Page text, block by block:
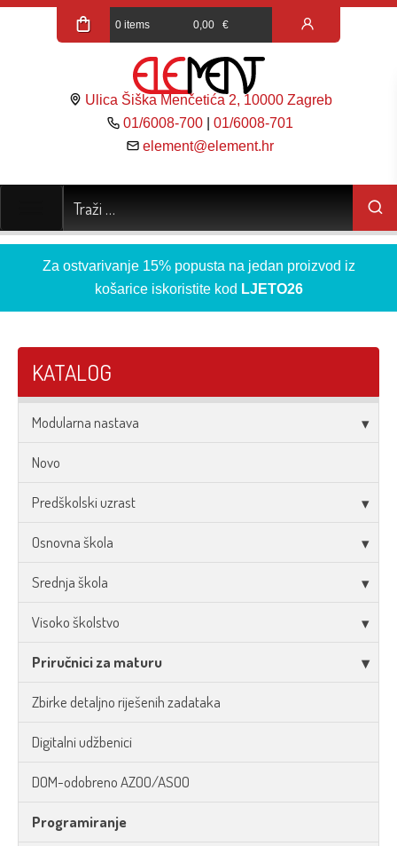
0 items 0,00 €
Ulica Šiška Menčetića 2, 10000 Zagreb
01/6008-700 |01/6008-701
element@element.hr
Za ostvarivanje 15% popusta na jedan proizvod iz
košarice iskoristite kod LJETO26
KATALOG
Modularna nastava
Novo
Predškolski uzrast
Osnovna škola
Srednja škola
Visoko školstvo
Priručnici za maturu
Zbirke detaljno riješenih zadataka
Digitalni udžbenici
DOM-odobreno AZOO/ASOO
Programiranje